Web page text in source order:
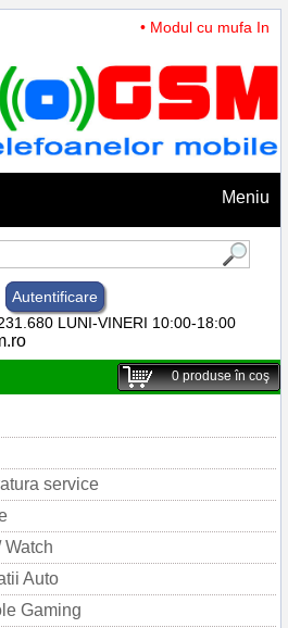
• Modul cu mufa
Meniu
Autentificare
LUNI-VINERI 10:00-18:00
0produse în coş
service
Watch
Auto
Gaming